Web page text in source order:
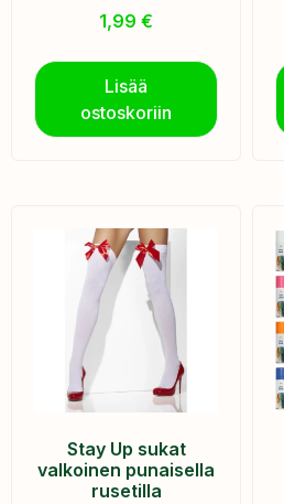
1,99 €
Lisää
ostoskoriin
Stay Up sukat
valkoinen punaisella
rusetilla